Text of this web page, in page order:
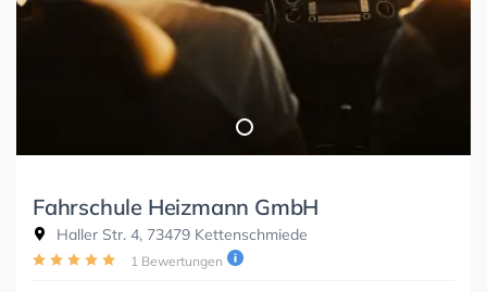
Fahrschule Heizmann GmbH
Haller Str. 4, 73479 Kettenschmiede
1 Bewertungen